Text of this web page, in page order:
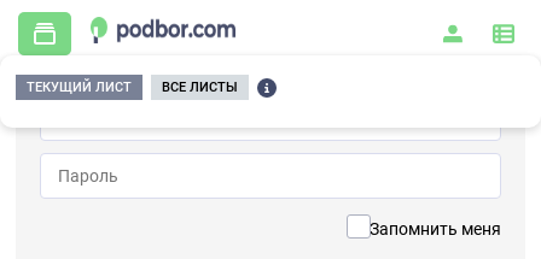
Запомнить меня
ТЕКУЩИЙ ЛИСТ ВСЕ ЛИСТЫ
Главная / Контрольно-измерительные приборы и автоматика / Датчики /
Динамического давления / 5C103TA-6000-2